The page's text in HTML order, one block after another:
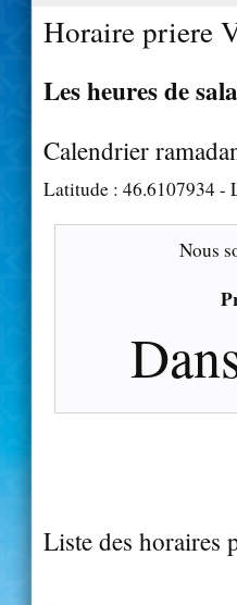
Horaire priere
Les heures de
Calendrier
Latitude : 46.6107934-
Nous
Liste des horaires